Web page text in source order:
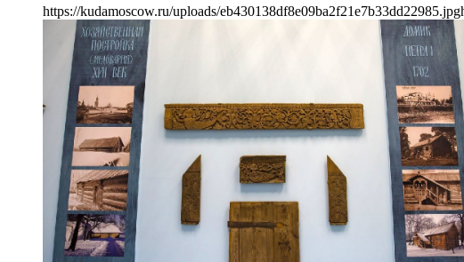
https://kudamoscow.ru/uploads/eb430138df8e09ba2f21e7b33dd22985.jpg